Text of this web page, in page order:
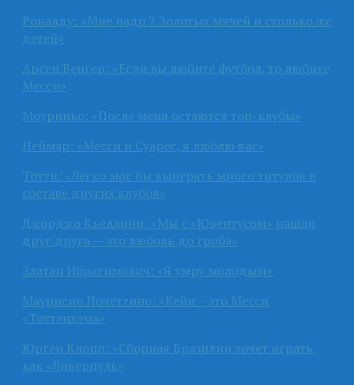
Роналду: «Мне надо 7 Золотых мячей и столько же
детей»
Арсен Венгер: «Если вы любите футбол, то любите
Месси»
Моуриньо: «После меня остаются топ-клубы»
Неймар: «Месси и Суарес, я люблю вас»
Тотти: «Легко мог бы выиграть много титулов в
составе других клубов»
Джорджо Кьеллини: «Мы с «Ювентусом» нашли
друг друга — это любовь до гроба»
Златан Ибрагимович: «Я умру молодым»
Маурисио Почеттино: «Кейн – это Месси
«Тоттенхэма»
Юрген Клопп: «Сборная Бразилии хочет играть,
как «Ливерпуль»